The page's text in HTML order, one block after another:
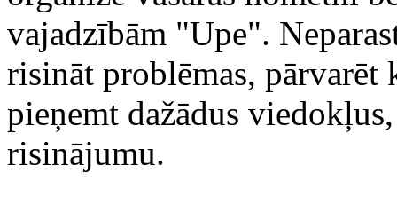
vajadzībām "Upe".
risināt problēmas, pārvarēt
pieņemt dažādus
risinājumu.